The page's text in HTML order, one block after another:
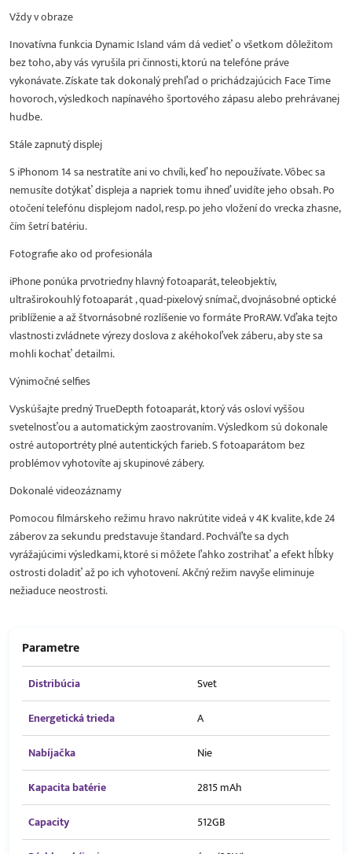
Vždy v obraze
Inovatívna funkcia Dynamic Island vám dá vedieť o všetkom dôležitom
bez toho, aby vás vyrušila pri činnosti, ktorú na telefóne práve
vykonávate. Získate tak dokonalý prehľad o prichádzajúcich Face Time
hovoroch, výsledkoch napínavého športového zápasu alebo prehrávanej
hudbe.
Stále zapnutý displej
S iPhonom 14 sa nestratíte ani vo chvíli, keď ho nepoužívate. Vôbec sa
nemusíte dotýkať displeja a napriek tomu ihneď uvidíte jeho obsah. Po
otočení telefónu displejom nadol, resp. po jeho vložení do vrecka zhasne,
čím šetrí batériu.
Fotografie ako od profesionála
iPhone ponúka prvotriedny hlavný fotoaparát, teleobjektív,
ultraširokouhlý fotoaparát , quad-pixelový snímač, dvojnásobné optické
priblíženie a až štvornásobné rozlíšenie vo formáte ProRAW. Vďaka tejto
vlastnosti zvládnete výrezy doslova z akéhokoľvek záberu, aby ste sa
mohli kochať detailmi.
Výnimočné selfies
Vyskúšajte predný TrueDepth fotoaparát, ktorý vás osloví vyššou
svetelnosťou a automatickým zaostrovaním. Výsledkom sú dokonale
ostré autoportréty plné autentických farieb. S fotoaparátom bez
problémov vyhotovíte aj skupinové zábery.
Dokonalé videozáznamy
Pomocou filmárskeho režimu hravo nakrútite videá v 4K kvalite, kde 24
záberov za sekundu predstavuje štandard. Pochváľte sa dych
vyrážajúcimi výsledkami, ktoré si môžete ľahko zostrihať a efekt hĺbky
ostrosti doladiť až po ich vyhotovení. Akčný režim navyše eliminuje
nežiaduce neostrosti.
Parametre
Distribúcia
Svet
Energetická trieda
A
Nabíjačka
Nie
Kapacita batérie
2815 mAh
Capacity
512GB